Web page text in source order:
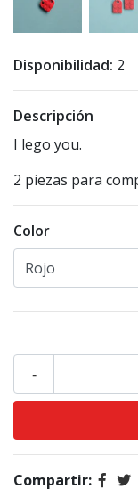
Disponibilidad: 2
Descripción
I lego you.
2 piezas para
Color
-
Compartir: